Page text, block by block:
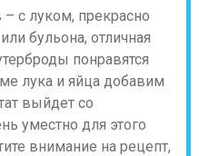
– с луком, прекрасно
бульона, отличная
понравятся
лука и яйца добавим
выйдет со
уместно для этого
внимание на рецепт,